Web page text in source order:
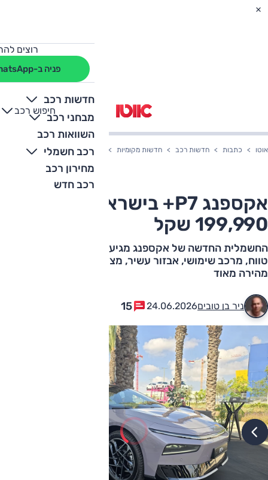
רוצים
פניה ב-WhatsApp
חדשות רכב
מבחני רכב
השוואות רכב
רכב חשמלי
מחירון רכב
רכב חדש
חיפוש רכב
+
-
אוטו כתבות חדשות רכב חדשות מקומיות אקספנג P7+ בישראל: המחיר - 199,990 שקל
אקספנג P7+ בישראל: המחיר -
199,990 שקל
החשמלית החדשה של אקספנג מגיעה לישראל בגרסה ארוכת
מהירה מאוד
ניר בן טובים24.06.2026
15